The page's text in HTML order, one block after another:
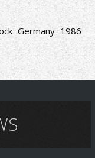
Germany 1986